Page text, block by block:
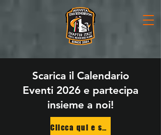
Scarica il Calendario
Eventi 2026 e partecipa
insieme a noi!
Clicca qui e scarica il calendario